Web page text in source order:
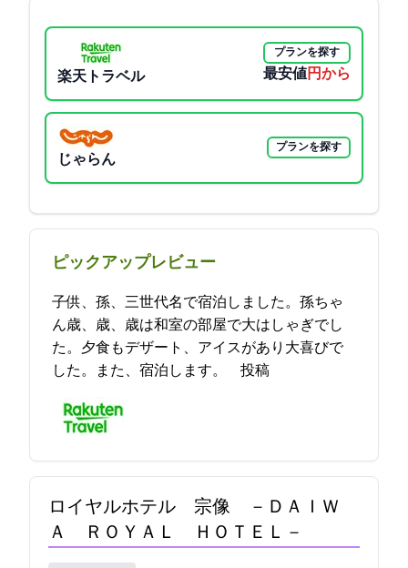
楽天トラベル
プランを探す
最安値5720円から
じゃらん
プランを探す
ピックアップレビュー
子供、孫、三世代7名で宿泊しました。孫ちゃ
ん4歳、2歳、1歳は和室の部屋で大はしゃぎでし
た。夕食もデザート、アイスがあり大喜びで
した。また、宿泊します。 2021-10-11 20:31:24投稿
ロイヤルホテル 宗像 －ＤＡＩＷ
Ａ ＲＯＹＡＬ ＨＯＴＥＬ－